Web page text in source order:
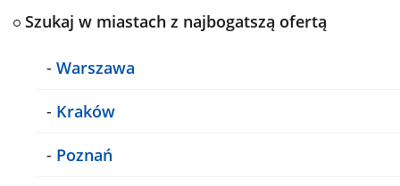
Szukaj w miastach z najbogatszą ofertą
- Warszawa
- Kraków
- Poznań